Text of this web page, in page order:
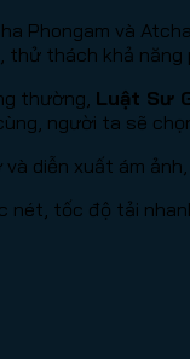
Phongam và
thách khả
thường, Luật Sư
người ta sẽ
diễn xuất ám
nét, tốc độ tải